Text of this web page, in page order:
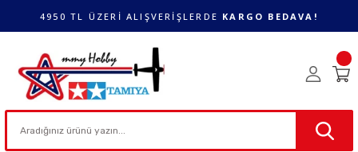
4950 TL ÜZERİ ALIŞVERİŞLERDE KARGO BEDAVA!